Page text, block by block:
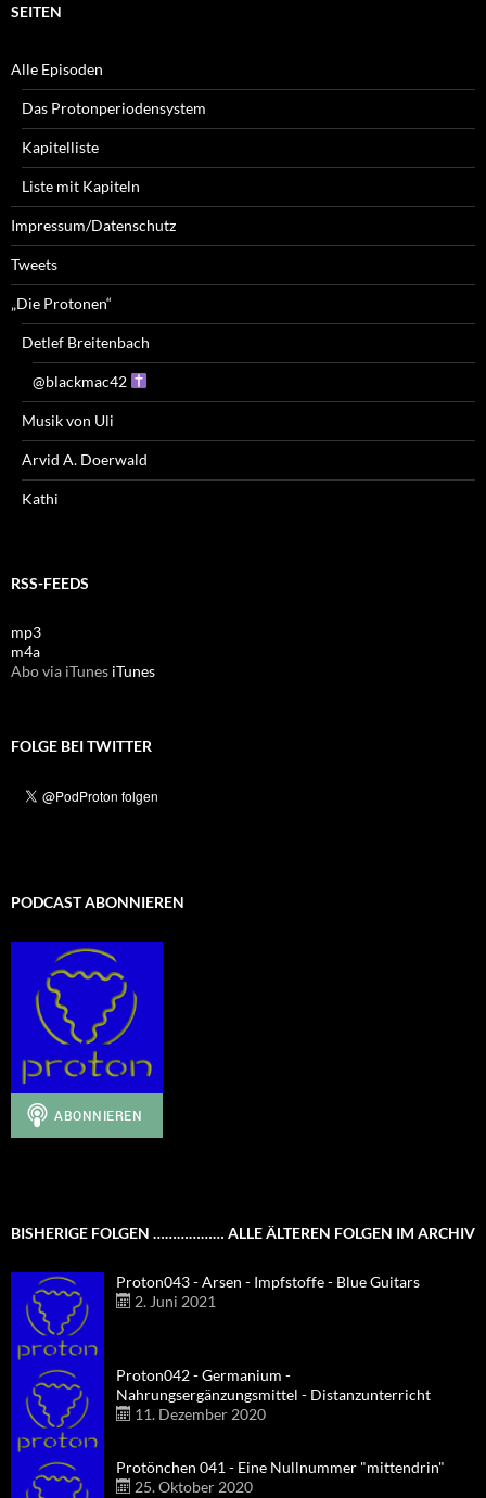
SEITEN
Alle Episoden
Das Protonperiodensystem
Kapitelliste
Liste mit Kapiteln
Impressum/Datenschutz
Tweets
„Die Protonen“
Detlef Breitenbach
@blackmac42
Musik von Uli
Arvid A. Doerwald
Kathi
RSS-FEEDS
mp3
m4a
Abo via iTunes iTunes
FOLGE BEI TWITTER
PODCAST ABONNIEREN
BISHERIGE FOLGEN ……………… ALLE ÄLTEREN FOLGEN IM ARCHIV
Proton043 - Arsen - Impfstoffe - Blue Guitars
2. Juni 2021
Proton042 - Germanium -
Nahrungsergänzungsmittel - Distanzunterricht
11. Dezember 2020
Protönchen 041 - Eine Nullnummer "mittendrin"
25. Oktober 2020